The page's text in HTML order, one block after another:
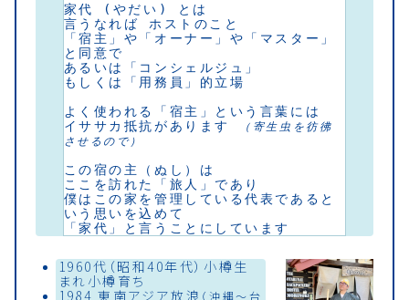
家代 (やだい) とは
言うなれば ホストのこと
「宿主」や「オーナー」や「マスター」
と同意で
あるいは「コンシェルジュ」
もしくは「用務員」的立場
よく使われる「宿主」という言葉には
イササカ抵抗があります
（寄生虫を彷彿
させるので）
この宿の主（ぬし）は
ここを訪れた「旅人」であり
僕はこの家を管理している代表であると
いう思いを込めて
「家代」と言うことにしています
1960代（昭和40年代）小樽生
まれ小樽育ち
1984 東南アジア放浪 （沖縄〜台